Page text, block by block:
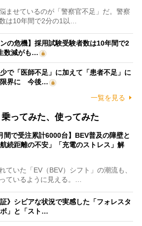
ませているのが「警察官不足」だ。警察
は10年間で2分の1以…
ンの危機】採用試験受験者数は10年間で2
数減がも…
で「医師不足」に加えて「患者不足」に
限界に 今後…
一覧を見る
ってみた、使ってみた
間で受注累計6000台】BEV普及の障壁と
続距離の不安」「充電のストレス」解
いた「EV（BEV）シフト」の潮流も、
ているように見える。…
》シビアな状況で実感した「フォレスタ
」と「スト…